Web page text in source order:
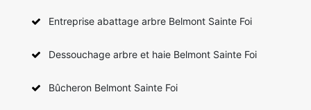
Entreprise abattage arbre Belmont Sainte Foi
Dessouchage arbre et haie Belmont Sainte Foi
Bûcheron Belmont Sainte Foi